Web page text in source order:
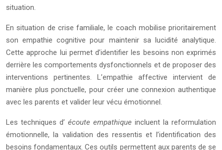
situation.
En situation de crise familiale, le coach mobilise prioritairement
son empathie cognitive pour maintenir sa lucidité analytique.
Cette approche lui permet d’identifier les besoins non exprimés
derrière les comportements dysfonctionnels et de proposer des
interventions pertinentes. L’empathie affective intervient de
manière plus ponctuelle, pour créer une connexion authentique
avec les parents et valider leur vécu émotionnel.
Les techniques d’ écoute empathique incluent la reformulation
émotionnelle, la validation des ressentis et l’identification des
besoins fondamentaux. Ces outils permettent aux parents de se